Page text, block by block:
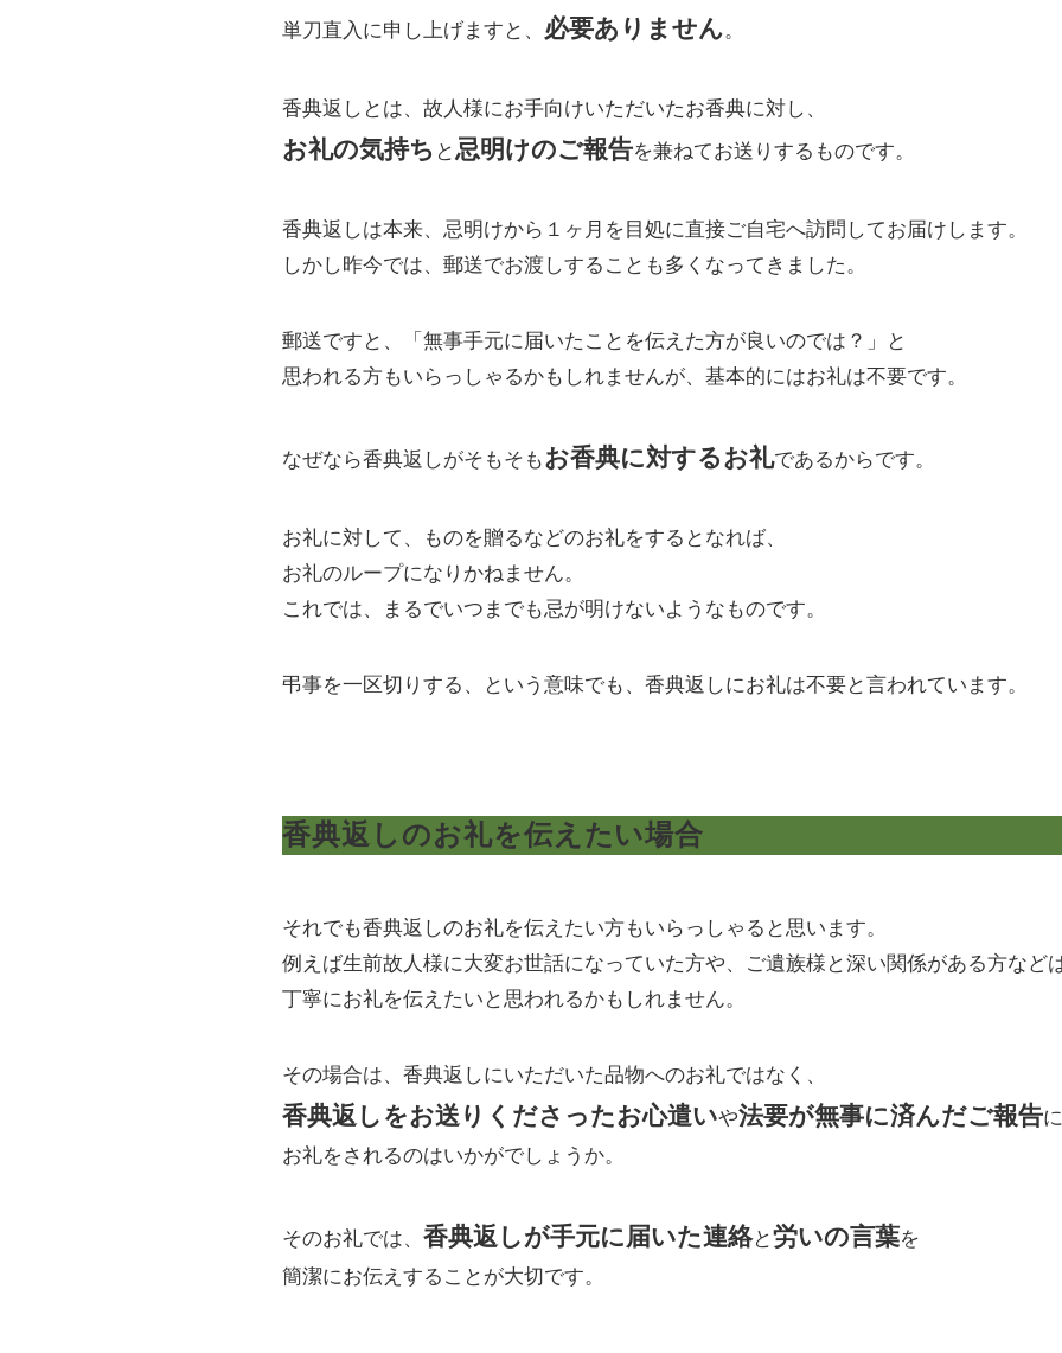
単刀直入に申し上げますと、 必要ありません。
香典返しとは、故人様にお手向けいただいたお香典に対し、
お礼の気持ち と 忌明けのご報告を兼ねてお送りするものです。
香典返しは本来、忌明けから１ヶ月を目処に直接ご自宅へ訪問してお届けします。
しかし昨今では、郵送でお渡しすることも多くなってきました。
郵送ですと、「無事手元に届いたことを伝えた方が良いのでは？」と
思われる方もいらっしゃるかもしれませんが、基本的にはお礼は不要です。
なぜなら香典返しがそもそもお香典に対するお礼であるからです。
お礼に対して、ものを贈るなどのお礼をするとなれば、
お礼のループになりかねません。
これでは、まるでいつまでも忌が明けないようなものです。
弔事を一区切りする、という意味でも、香典返しにお礼は不要と言われています。
香典返しのお礼を伝えたい場合
それでも香典返しのお礼を伝えたい方もいらっしゃると思います。
例えば生前故人様に大変お世話になっていた方や、ご遺族様と深い関係がある方などは
丁寧にお礼を伝えたいと思われるかもしれません。
その場合は、香典返しにいただいた品物へのお礼ではなく、
香典返しをお送りくださったお心遣いや法要が無事に済んだご報告
お礼をされるのはいかがでしょうか。
そのお礼では、 香典返しが手元に届いた連絡と労いの言葉を
簡潔にお伝えすることが大切です。